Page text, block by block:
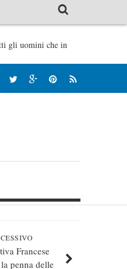
gli uomini che in
Francese
penna delle